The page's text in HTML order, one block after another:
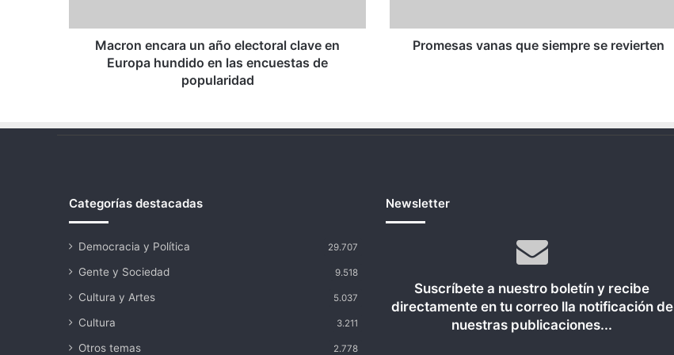
hundido
Macron encara un año electoral clave en
Europa hundido en las encuestas de
popularidad
Promesas vanas que siempre se revierten
Categorías destacadas
Democracia y Política 29.707
Gente y Sociedad 9.518
Cultura y Artes 5.037
Cultura 3.211
Otros temas 2.778
Newsletter
Suscríbete a nuestro boletín y recibe
directamente en tu correo lla notificación de
nuestras publicaciones...